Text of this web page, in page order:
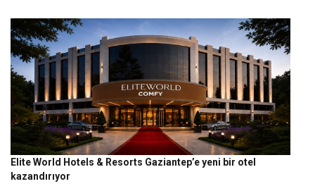
Elite World Hotels & Resorts Gaziantep’e yeni bir otel
kazandırıyor